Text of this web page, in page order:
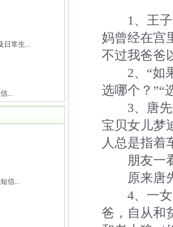
日常生...
...
信...
1、王子
妈曾经在宫
不过我爸爸
2、“如果
选哪个？”“
3、唐先
宝贝女儿梦
人总是指着
朋友一看
原来唐先
4、一女
爸，自从和